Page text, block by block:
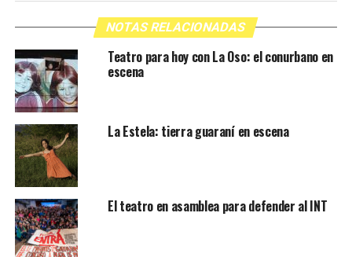
NOTAS RELACIONADAS
Teatro para hoy con La Oso: el conurbano en
escena
La Estela: tierra guaraní en escena
El teatro en asamblea para defender al INT